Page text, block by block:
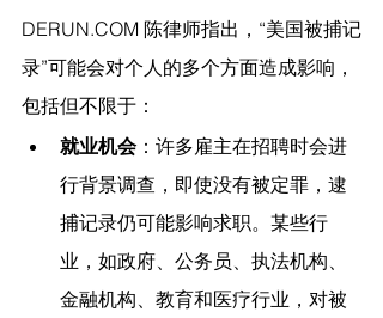
DERUN.COM 陈律师指出， “美国被捕记
录”可能会对个人的多个方面造成影响，
包括但不限于：
就业机会：许多雇主在招聘时会进
行背景调查，即使没有被定罪，逮
捕记录仍可能影响求职。某些行
业，如政府、公务员、执法机构、
金融机构、教育和医疗行业，对被